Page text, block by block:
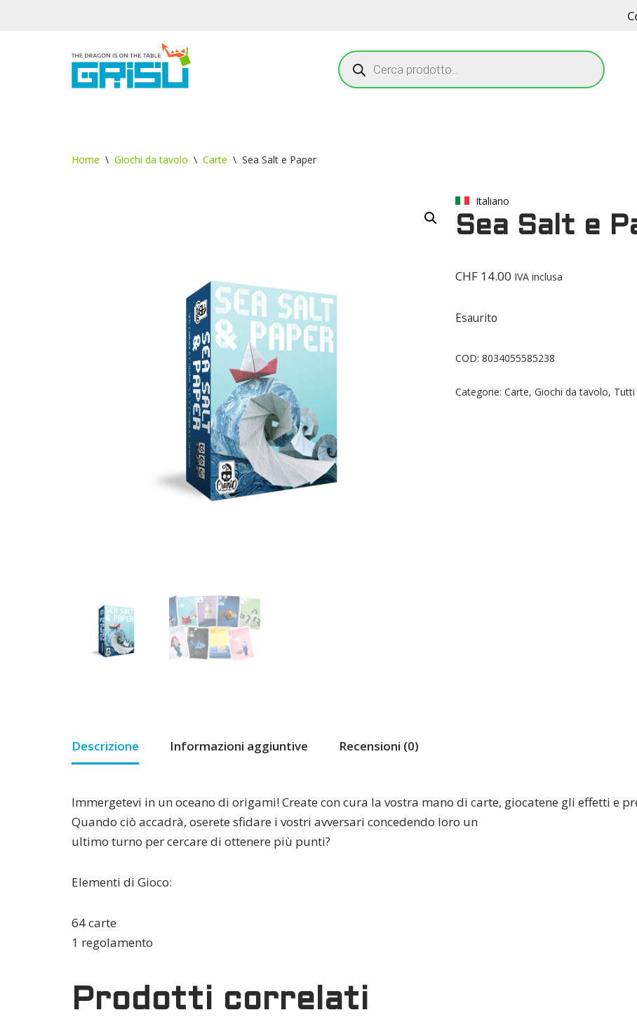
Home \ Giochi da tavolo \ Carte \ Sea Salt e Paper
Italiano
Sea Salt e
CHF 14.00 IVA inclusa
Esaurito
COD:8034055585238
Categorie:Carte,Giochi da tavolo,
Descrizione Informazioni aggiuntive Recensioni (0)
Immergetevi in un oceano di origami! Create con cura la vostra mano di carte, giocatene gli effetti e
Quando ciò accadrà, oserete sfidare i vostri avversari concedendo loro un
ultimo turno per cercare di ottenere più punti?
Elementi di Gioco:
64 carte
1 regolamento
Prodotti correlati